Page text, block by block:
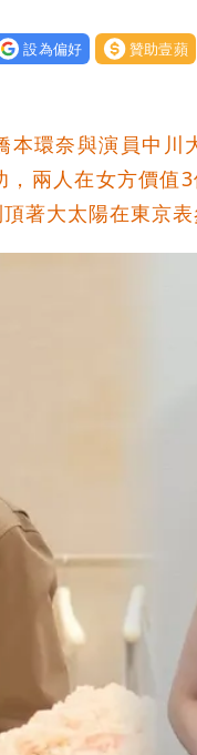
點重重」 1細節
傷 槍手疑學生
為偏好 贊助壹蘋
本環奈與演員中
兩人在女方價值
著大太陽在東京